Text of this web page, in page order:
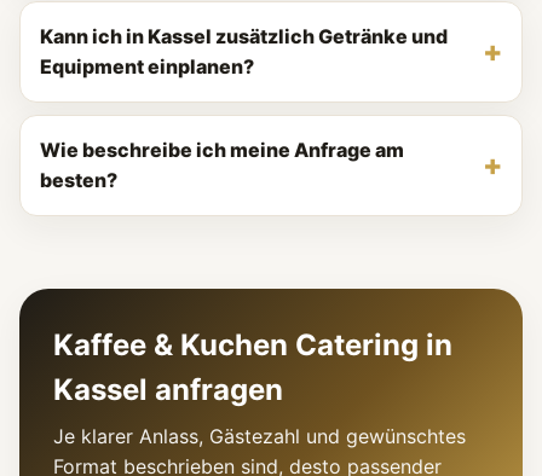
Kann ich in Kassel zusätzlich Getränke und
Equipment einplanen?
Wie beschreibe ich meine Anfrage am
besten?
Kaffee & Kuchen Catering in
Kassel anfragen
Je klarer Anlass, Gästezahl und gewünschtes
Format beschrieben sind, desto passender